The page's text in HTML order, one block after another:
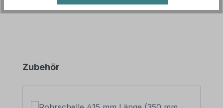
Produktgalerie überspringen
Zubehör